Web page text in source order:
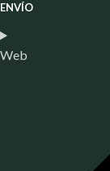
ENVÍO
Web